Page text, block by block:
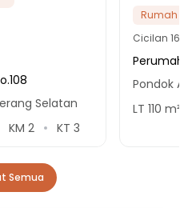
Selatan
KM 2 KT 3
Rumah
Cicilan
Pondok
LT 110 m²
Semua